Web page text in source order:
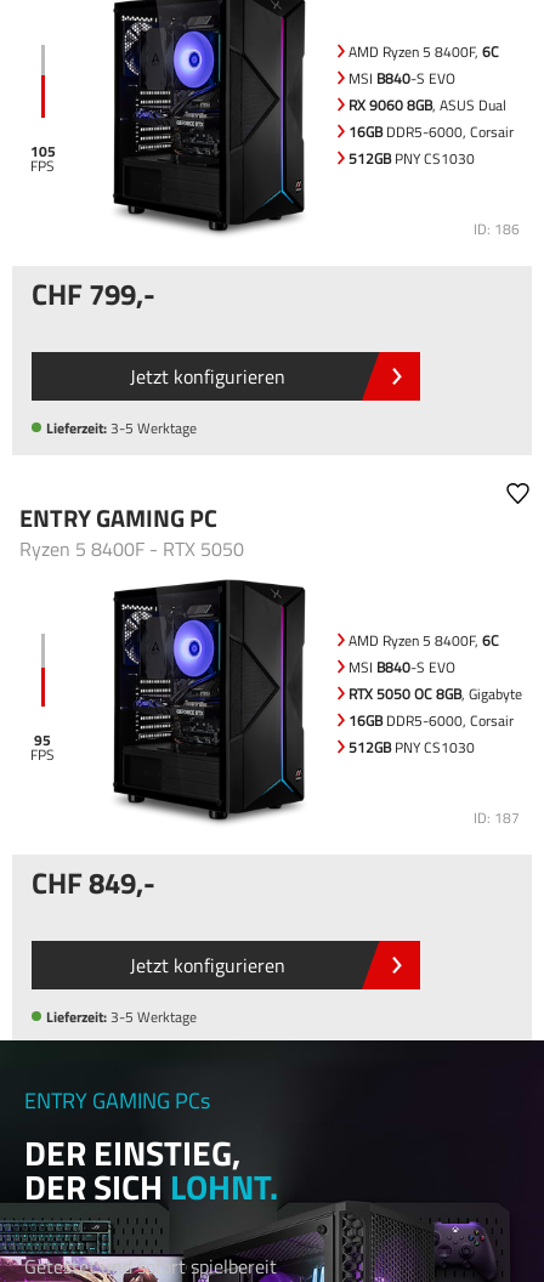
105
AMD Ryzen 5 8400F, 6C
MSI B840-S EVO
RX 9060 8GB, ASUS Dual
16GBDDR5-6000, Corsair
512GBPNY CS1030
ID: 186
799,-
Jetzt konfigurieren
Lieferzeit:3-5 Werktage
ENTRY GAMING PC
Ryzen 5 8400F - RTX 5050
95
AMD Ryzen 5 8400F, 6C
MSI B840-S EVO
RTX 5050 OC 8GB, Gigabyte
16GBDDR5-6000, Corsair
512GBPNY CS1030
ID: 187
849,-
Jetzt konfigurieren
Lieferzeit:3-5 Werktage
ENTRY GAMING PCs
DER EINSTIEG,
DER SICH LOHNT.
Getestet und sofort spielbereit